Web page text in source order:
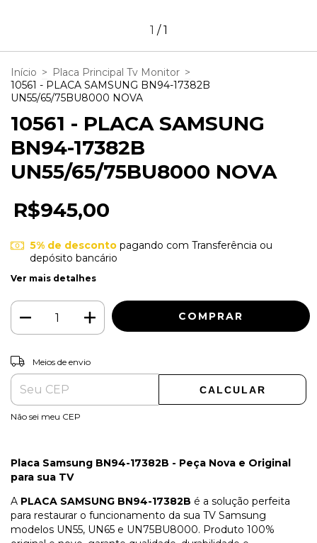
1 /1
Início > Placa Principal Tv Monitor >
10561 - PLACA SAMSUNG BN94-17382B
UN55/65/75BU8000 NOVA
10561 - PLACA SAMSUNG
BN94-17382B
UN55/65/75BU8000 NOVA
R$945,00
5% de descontopagando com Transferência ou
depósito bancário
Ver mais detalhes
Entregas para o CEP:
Meios de envio
CALCULAR
Não sei meu CEP
Placa Samsung BN94-17382B - Peça Nova e Original
para sua TV
A PLACA SAMSUNG BN94-17382B é a solução perfeita
para restaurar o funcionamento da sua TV Samsung
modelos UN55, UN65 e UN75BU8000. Produto 100%